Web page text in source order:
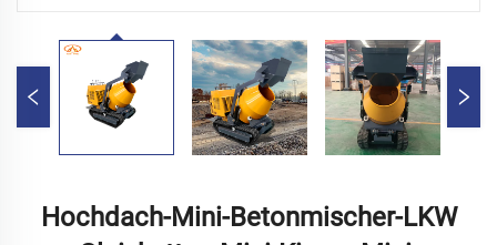
Hochdach-Mini-Betonmischer-LKW